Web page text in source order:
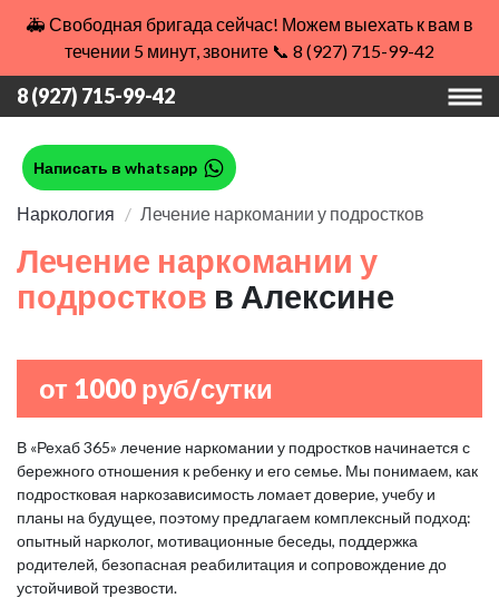
🚑 Свободная бригада сейчас! Можем выехать к вам в
течении 5 минут, звоните 📞 8 (927) 715-99-42
8 (927) 715-99-42
Написать в whatsapp
Наркология Лечение наркомании у подростков
Лечение наркомании у
подростков в Алексине
от 1000 руб/сутки
В «Рехаб 365» лечение наркомании у подростков начинается с
бережного отношения к ребенку и его семье. Мы понимаем, как
подростковая наркозависимость ломает доверие, учебу и
планы на будущее, поэтому предлагаем комплексный подход:
опытный нарколог, мотивационные беседы, поддержка
родителей, безопасная реабилитация и сопровождение до
устойчивой трезвости.